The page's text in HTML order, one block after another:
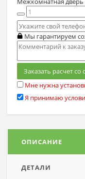
Мы гарантируем
Заказать расчет со
Мне нужна
Я принимаю
ОПИСАНИЕ
ДЕТАЛИ